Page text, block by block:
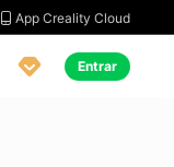
 App Creality Cloud
 Entrar